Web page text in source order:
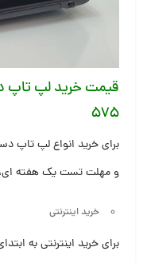
قیمت خرید لپ تاپ
575
برای خرید انواع لپ تاپ
و مهلت تست یک هفته ای،
خرید اینترنتی
برای خرید اینترنتی به